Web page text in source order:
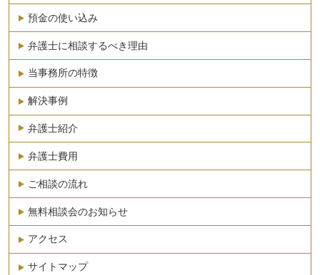
預金の使い込み
弁護士に相談するべき理由
当事務所の特徴
解決事例
弁護士紹介
弁護士費用
ご相談の流れ
無料相談会のお知らせ
アクセス
サイトマップ